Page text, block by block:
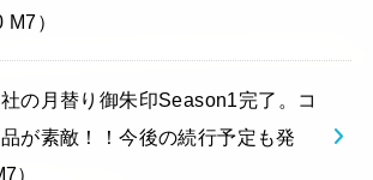
）
社の月替り御朱印Season1完了。コ
が素敵！！今後の続行予定も発
）